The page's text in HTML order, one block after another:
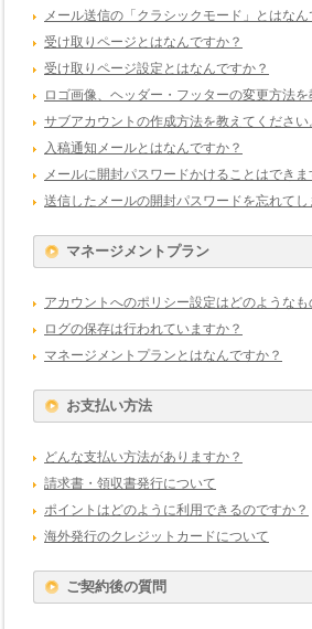
メール送信の「クラシックモード」とはなん
受け取りページとはなんですか？
受け取りページ設定とはなんですか？
ロゴ画像、ヘッダー・フッターの変更方法を
サブアカウントの作成方法を教えてください
入稿通知メールとはなんですか？
メールに開封パスワードかけることはできま
送信したメールの開封パスワードを忘れてし
マネージメントプラン
アカウントへのポリシー設定はどのようなも
ログの保存は行われていますか？
マネージメントプランとはなんですか？
お支払い方法
どんな支払い方法がありますか？
請求書・領収書発行について
ポイントはどのように利用できるのですか？
海外発行のクレジットカードについて
ご契約後の質問